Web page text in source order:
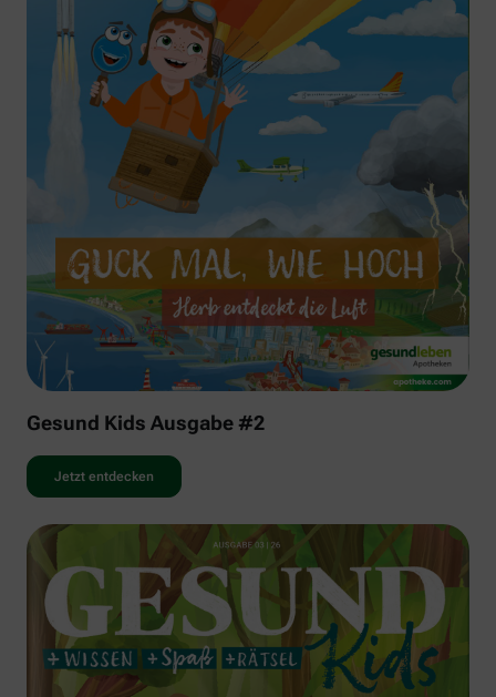
Gesund Kids Ausgabe #2
Jetzt entdecken